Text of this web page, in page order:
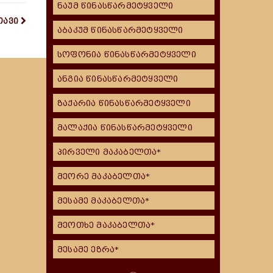
ნაუმ წინასწარმეტყველი
აბაკუმ წინასწარმეტყველი
სოფონია წინასწარმეტყველი
ანგია წინასწარმეტყველი
ზაქარია წინასწარმეტყველი
მალაქია წინასწარმეტყველი
პირველი მაკაბელთა*
მეორე მაკაბელთა*
მესამე მაკაბელთა*
მეოთხე მაკაბელთა*
მესამე ეზრა*